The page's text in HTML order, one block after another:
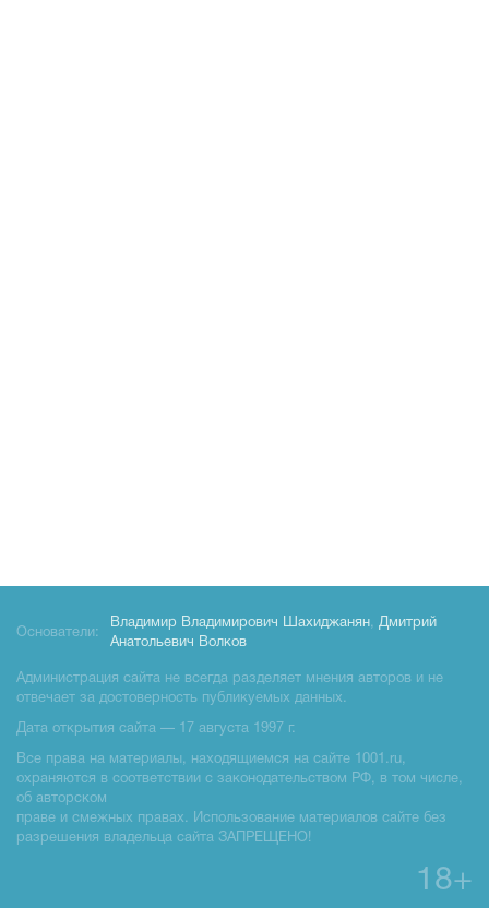
Основатели:
Владимир Владимирович Шахиджанян, Дмитрий
Анатольевич Волков
Администрация сайта не всегда разделяет мнения авторов и не
отвечает за достоверность публикуемых данных.
Дата открытия сайта — 17 августа 1997 г.
Все права на материалы, находящиемся на сайте 1001.ru,
охраняются в соответствии с законодательством РФ, в том числе,
об авторском
праве и смежных правах. Использование материалов сайте без
разрешения владельца сайта ЗАПРЕЩЕНО!
18+